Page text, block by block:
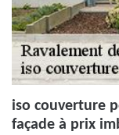
iso couverture
façade à prix